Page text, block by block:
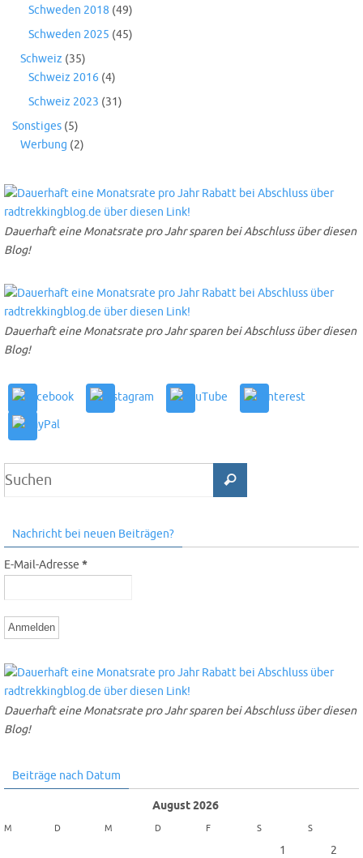
Schweden 2018 (49)
Schweden 2025 (45)
Schweiz (35)
Schweiz 2016 (4)
Schweiz 2023 (31)
Sonstiges (5)
Werbung (2)
Dauerhaft eine Monatsrate pro Jahr sparen bei Abschluss über diesen
Blog!
Dauerhaft eine Monatsrate pro Jahr sparen bei Abschluss über diesen
Blog!
Nachricht bei neuen Beiträgen?
E-Mail-Adresse *
Dauerhaft eine Monatsrate pro Jahr sparen bei Abschluss über diesen
Blog!
Beiträge nach Datum
August 2026
M D M D F S S
1
2